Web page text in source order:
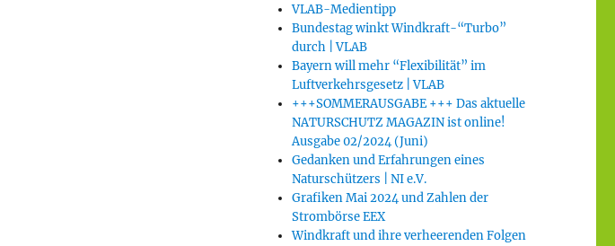
VLAB-Medientipp
Bundestag winkt Windkraft-“Turbo”
durch | VLAB
Bayern will mehr “Flexibilität” im
Luftverkehrsgesetz | VLAB
+++SOMMERAUSGABE +++ Das aktuelle
NATURSCHUTZ MAGAZIN ist online!
Ausgabe 02/2024 (Juni)
Gedanken und Erfahrungen eines
Naturschützers | NI e.V.
Grafiken Mai 2024 und Zahlen der
Strombörse EEX
Windkraft und ihre verheerenden Folgen